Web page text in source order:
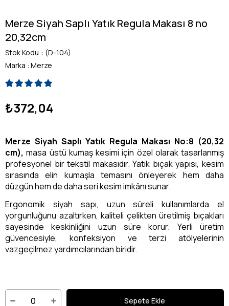
Merze Siyah Saplı Yatık Regula Makası 8 no
20,32cm
Stok Kodu
(D-104)
Marka : Merze
₺372,04
Merze Siyah Saplı Yatık Regula Makası No:8 (20,32
cm), masa üstü kumaş kesimi için özel olarak tasarlanmış
profesyonel bir tekstil makasıdır. Yatık bıçak yapısı, kesim
sırasında elin kumaşla temasını önleyerek hem daha
düzgün hem de daha seri kesim imkânı sunar.
Ergonomik siyah sapı, uzun süreli kullanımlarda el
yorgunluğunu azaltırken, kaliteli çelikten üretilmiş bıçakları
sayesinde keskinliğini uzun süre korur. Yerli üretim
güvencesiyle, konfeksiyon ve terzi atölyelerinin
vazgeçilmez yardımcılarından biridir.